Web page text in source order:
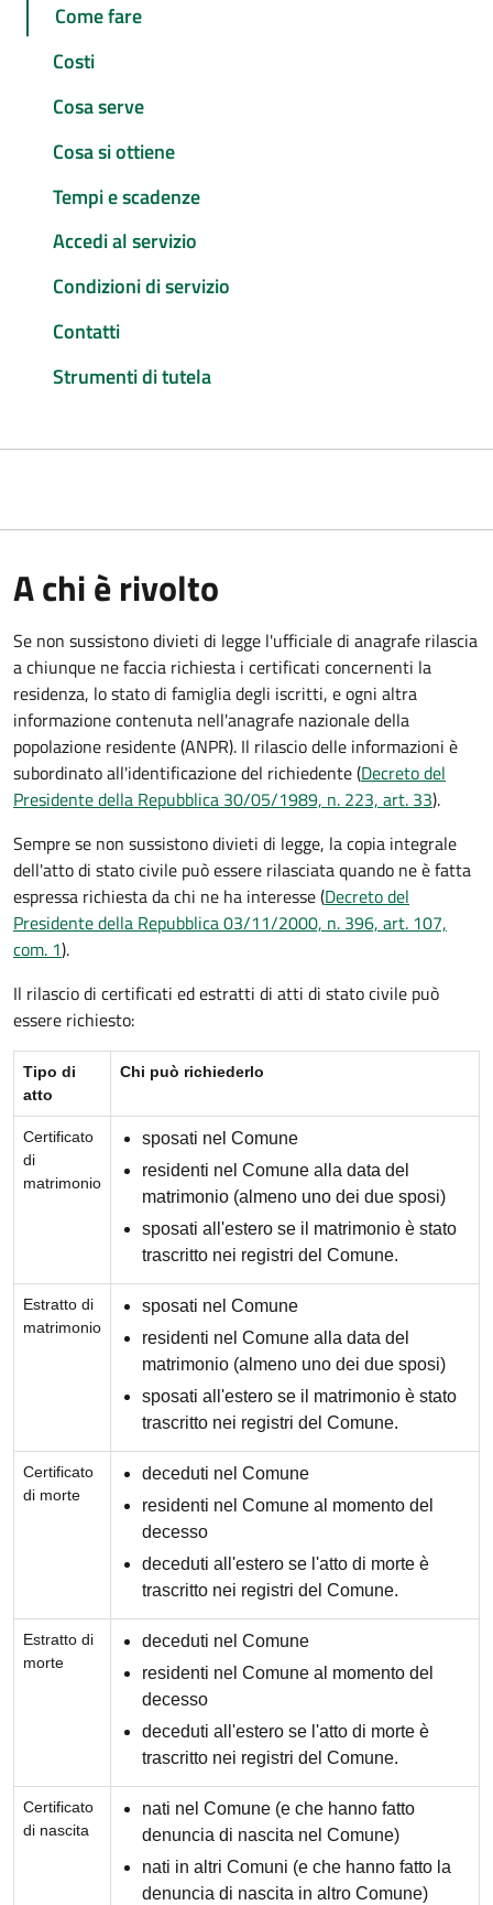
Come fare
Costi
Cosa serve
Cosa si ottiene
Tempi e scadenze
Accedi al servizio
Condizioni di servizio
Contatti
Strumenti di tutela
A chi è rivolto
Se non sussistono divieti di legge l'ufficiale di anagrafe rilascia
a chiunque ne faccia richiesta i certificati concernenti la
residenza, lo stato di famiglia degli iscritti, e ogni altra
informazione contenuta nell'anagrafe nazionale della
popolazione residente (ANPR). Il rilascio delle informazioni è
subordinato all'identificazione del richiedente (Decreto del
Presidente della Repubblica 30/05/1989, n. 223, art. 33).
Sempre se non sussistono divieti di legge, la copia integrale
dell'atto di stato civile può essere rilasciata quando ne è fatta
espressa richiesta da chi ne ha interesse (Decreto del
Presidente della Repubblica 03/11/2000, n. 396, art. 107,
com. 1).
Il rilascio di certificati ed estratti di atti di stato civile può
essere richiesto:
Tipo di
atto
Chi può richiederlo
Certificato
di
matrimonio
sposati nel Comune
residenti nel Comune alla data del
matrimonio (almeno uno dei due sposi)
sposati all'estero se il matrimonio è stato
trascritto nei registri del Comune.
Estratto di
matrimonio
sposati nel Comune
residenti nel Comune alla data del
matrimonio (almeno uno dei due sposi)
sposati all'estero se il matrimonio è stato
trascritto nei registri del Comune.
Certificato
di morte
deceduti nel Comune
residenti nel Comune al momento del
decesso
deceduti all'estero se l'atto di morte è
trascritto nei registri del Comune.
Estratto di
morte
deceduti nel Comune
residenti nel Comune al momento del
decesso
deceduti all'estero se l'atto di morte è
trascritto nei registri del Comune.
Certificato
di nascita
nati nel Comune (e che hanno fatto
denuncia di nascita nel Comune)
nati in altri Comuni (e che hanno fatto la
denuncia di nascita in altro Comune)